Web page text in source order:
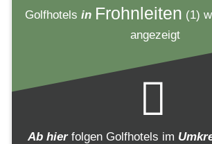
Golfhotels in Frohnleiten (1)
angezeigt
Ab hier folgen Golfhotels im